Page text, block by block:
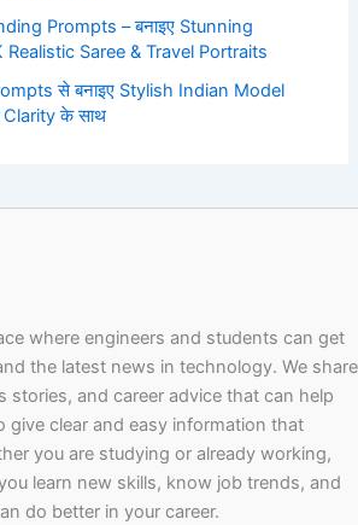
Prompts – बनाइए Stunning
Saree & Travel Portraits
से बनाइए Stylish Indian Model
Clarity के साथ
where engineers and students can get
the latest news in technology. We share
stories, and career advice that can help
give clear and easy information that
you are studying or already working,
learn new skills, know job trends, and
do better in your career.